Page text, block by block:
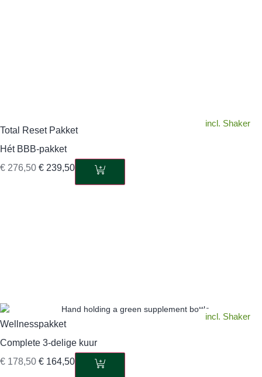
incl. Shaker
Total Reset Pakket
Hét BBB-pakket
€ 276,50 € 239,50
incl. Shaker
Wellnesspakket
Complete 3-delige kuur
€ 178,50 € 164,50